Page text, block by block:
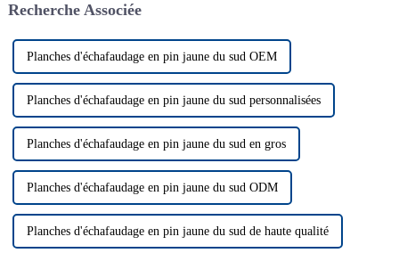
Recherche Associée
Planches d'échafaudage en pin jaune du sud OEM
Planches d'échafaudage en pin jaune du sud personnalisées
Planches d'échafaudage en pin jaune du sud en gros
Planches d'échafaudage en pin jaune du sud ODM
Planches d'échafaudage en pin jaune du sud de haute qualité